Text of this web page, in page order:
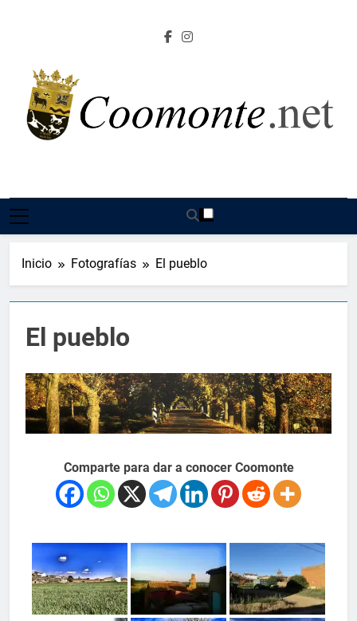
Coomonte.net |
Coomonte
Inicio Fotografías El pueblo
El pueblo
Comparte para dar a conocer Coomonte